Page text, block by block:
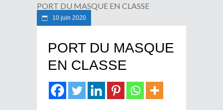
PORT DU MASQUE EN CLASSE
10 juin 2020
PORT DU MASQUE
EN CLASSE